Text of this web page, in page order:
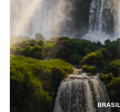
BRASIL